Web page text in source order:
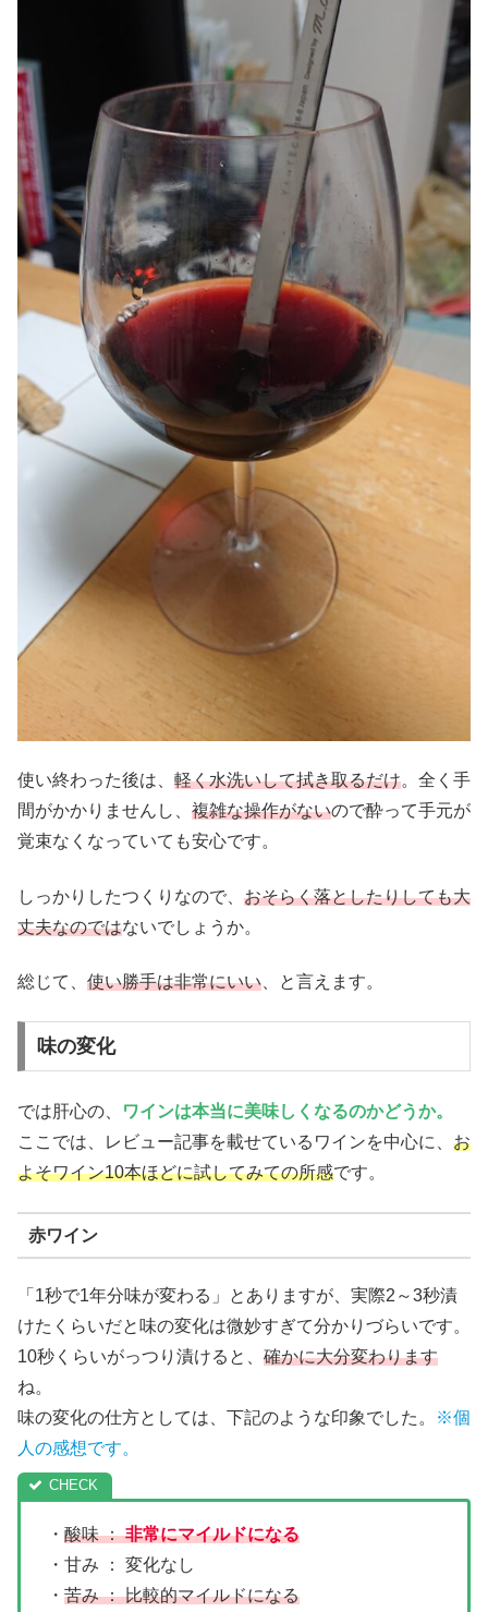
使い終わった後は、 軽く水洗いして拭き取るだけ。全く手
間がかかりませんし、 複雑な操作がないので酔って手元が
覚束なくなっていても安心です。
しっかりしたつくりなので、 おそらく落としたりしても大
丈夫なのではないでしょうか。
総じて、 使い勝手は非常にいい 、と言えます。
味の変化
では肝心の、
ワインは本当に美味しくなるのかどうか。
ここでは、レビュー記事を載せているワインを中心に、 お
よそワイン10本ほどに試してみての所感です。
赤ワイン
「1秒で1年分味が変わる」とありますが、実際2～3秒漬
けたくらいだと味の変化は微妙すぎて分かりづらいです。
10秒くらいがっつり漬けると、 確かに大分変わります
ね。
味の変化の仕方としては、下記のような印象でした。
※個
人の感想です。
・ 酸味 ：非常にマイルドになる
・甘み ： 変化なし
・ 苦み ： 比較的マイルドになる